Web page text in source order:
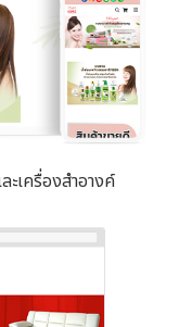
เครื่องสำอางค์